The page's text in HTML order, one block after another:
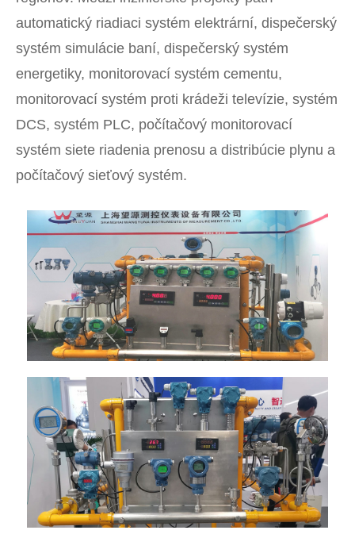
automatický riadiaci systém elektrární, dispečerský
systém simulácie baní, dispečerský systém
energetiky, monitorovací systém cementu,
monitorovací systém proti krádeži televízie, systém
DCS, systém PLC, počítačový monitorovací
systém siete riadenia prenosu a distribúcie plynu a
počítačový sieťový systém.